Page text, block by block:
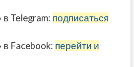
Telegram: подписаться
Facebook: перейти и